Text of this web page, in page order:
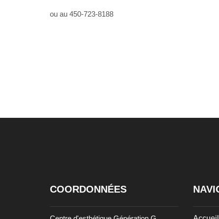
ou au 450-723-8188
COORDONNÉES